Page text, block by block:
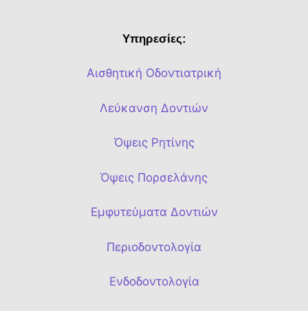
Υπηρεσίες:
Αισθητική Οδοντιατρική
Λεύκανση Δοντιών
Όψεις Ρητίνης
Όψεις Πορσελάνης
Εμφυτεύματα Δοντιών
Περιοδοντολογία
Ενδοδοντολογία